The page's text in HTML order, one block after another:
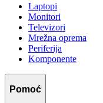
Laptopi
Monitori
Televizori
Mrežna oprema
Periferija
Komponente
Pomoć